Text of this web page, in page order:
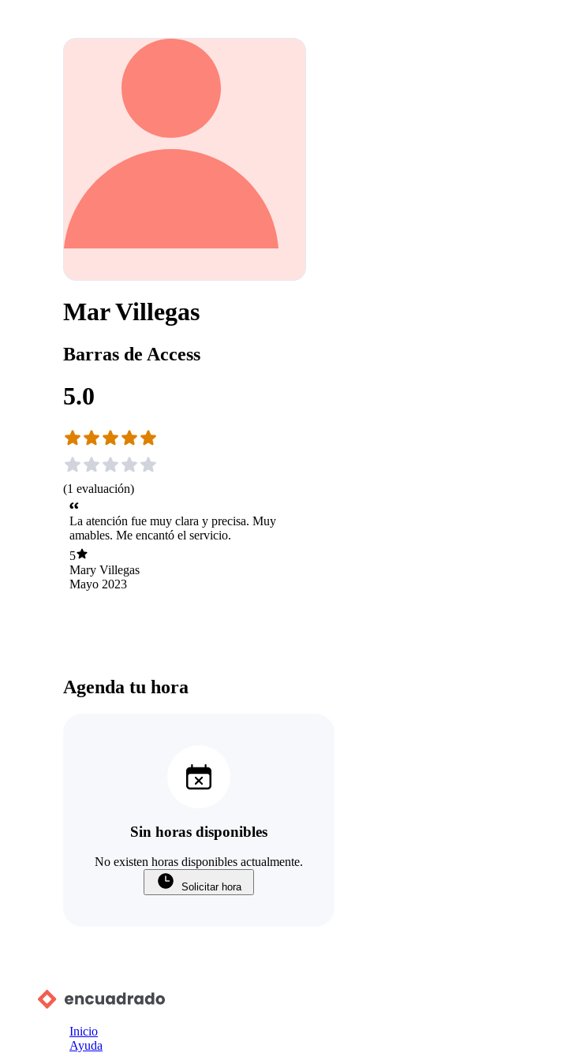
Mar Villegas
Barras de Access
5.0
(1 evaluación)
La atención fue muy clara y precisa. Muy
amables. Me encantó el servicio.
5
Mary Villegas
Mayo 2023
Agenda tu hora
Sin horas disponibles
No existen horas disponibles actualmente.
Solicitar hora
Inicio
Ayuda